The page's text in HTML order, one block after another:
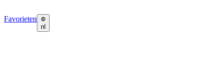
Favorieten
nl